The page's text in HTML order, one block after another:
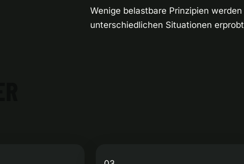
Wenige belastbare Prinzipien
unterschiedlichen Situationen